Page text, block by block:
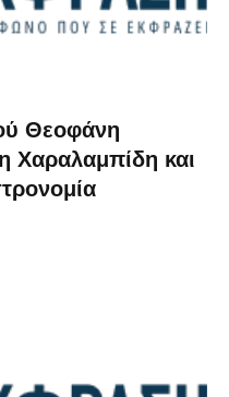
Θεοφάνη
Χαραλαμπίδη και